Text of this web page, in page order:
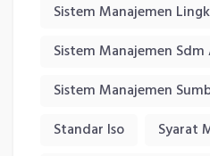
Sistem Manajemen
Sistem Manajemen
Sistem Manajemen
Standar Iso
Syarat